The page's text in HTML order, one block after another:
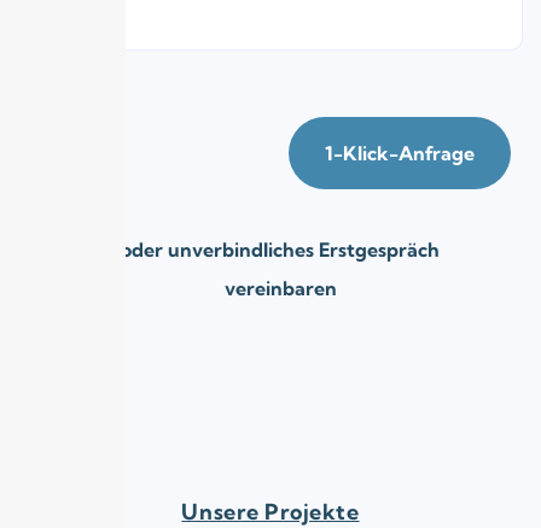
1-Klick-Anfrage
oder unverbindliches Erstgespräch
vereinbaren
Unsere Projekte